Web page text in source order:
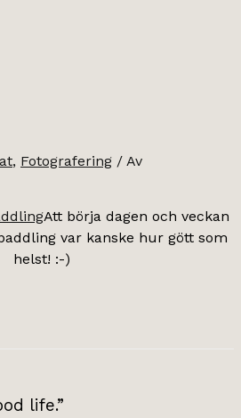
, Fotografering / Av
Att börja dagen och veckan
var kanske hur gött som
helst! :-)
life.”